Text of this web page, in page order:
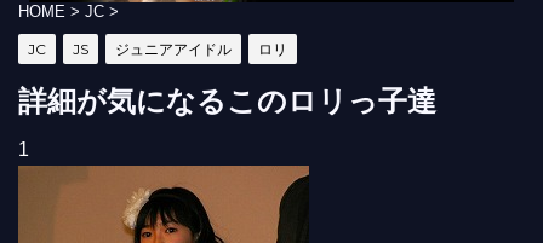
HOME > JC >
JC JS ジュニアアイドル ロリ
詳細が気になるこのロリっ子達
1